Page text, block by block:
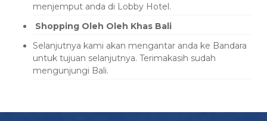
menjemput anda di Lobby Hotel.
Shopping Oleh Oleh Khas Bali
Selanjutnya kami akan mengantar anda ke Bandara
untuk tujuan selanjutnya. Terimakasih sudah
mengunjungi Bali.